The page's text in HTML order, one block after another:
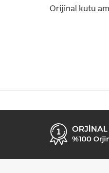
Orijinal kutu